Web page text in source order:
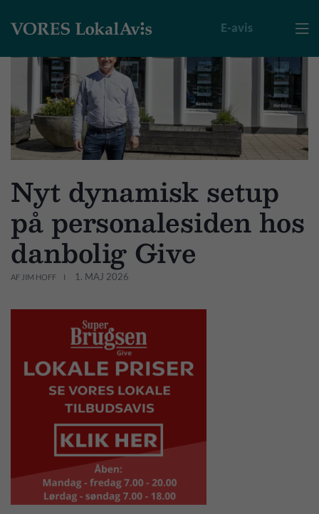

E-avis
Nyt dynamisk setup
på personalesiden hos
danbolig Give
AF JIM HOFF 1. MAJ 2026